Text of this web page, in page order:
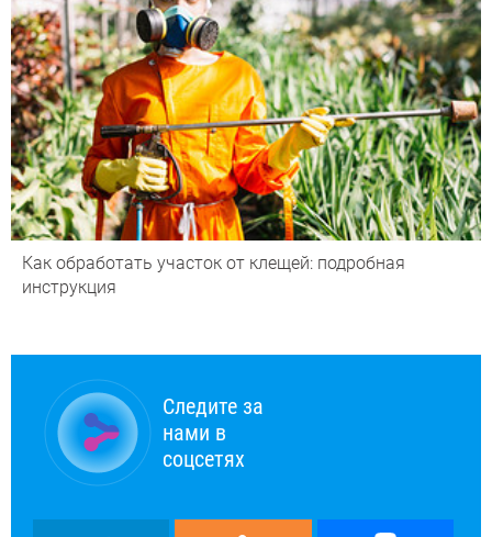
Как обработать участок от клещей: подробная
инструкция
Следите за
нами в
соцсетях